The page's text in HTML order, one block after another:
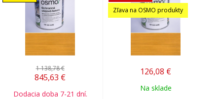
1 138,78 €
845,63 €
Dodacia doba 7-21 dní.
Zľava na OSMO produkty
126,08 €
Na sklade